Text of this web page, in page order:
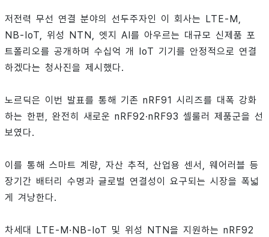
저전력 무선 연결 분야의 선두주자인 이 회사는 LTE-M,
NB-IoT, 위성 NTN, 엣지 AI를 아우르는 대규모 신제품 포
트폴리오를 공개하며 수십억 개 IoT 기기를 안정적으로 연결
하겠다는 청사진을 제시했다.
노르딕은 이번 발표를 통해 기존 nRF91 시리즈를 대폭 강화
하는 한편, 완전히 새로운 nRF92·nRF93 셀룰러 제품군을 선
보였다.
이를 통해 스마트 계량, 자산 추적, 산업용 센서, 웨어러블 등
장기간 배터리 수명과 글로벌 연결성이 요구되는 시장을 폭넓
게 겨냥한다.
차세대 LTE-M·NB-IoT 및 위성 NTN을 지원하는 nRF92